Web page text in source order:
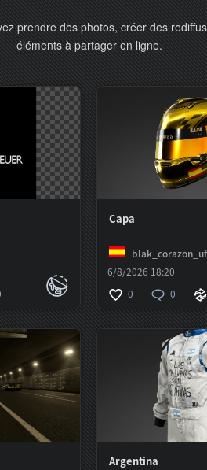
prendre des photos, créer des
éléments à partager en ligne.
Capa
6/8/2026 18:20
0
0
Argentina